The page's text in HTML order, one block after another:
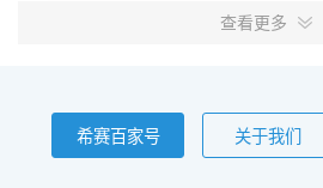
查看更多
希赛百家号 关于我们